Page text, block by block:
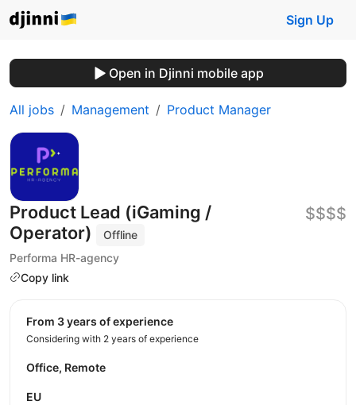
Sign Up
Open in Djinni mobile app
All jobs Management Product Manager
Product Lead (iGaming /
Operator)
Offline
Performa HR-agency
Copy link
$$$$
from 3 years of experience
Considering with 2 years of experience
Office, Remote
EU